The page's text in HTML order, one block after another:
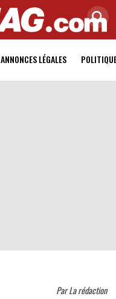
ANNONCES LÉGALES
ParLa rédaction